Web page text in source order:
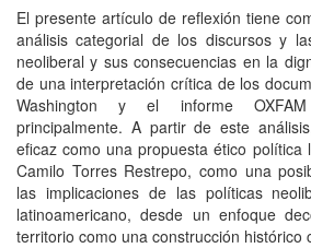
El presente artículo de reflexión tiene
análisis categorial de los discursos y
neoliberal y sus consecuencias en la
de una interpretación crítica de los
Washington y el informe
principalmente. A partir de este
eficaz como una propuesta ético política
Camilo Torres Restrepo, como una
las implicaciones de las políticas
latinoamericano, desde un enfoque
territorio como una construcción histórico